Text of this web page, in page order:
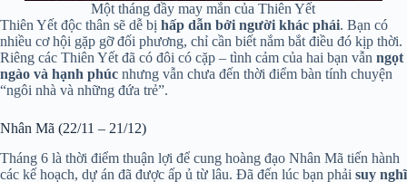
Một tháng đầy may mắn của Thiên Yết
Thiên Yết độc thân sẽ dễ bị hấp dẫn bởi người khác phái. Bạn có
nhiều cơ hội gặp gỡ đối phương, chỉ cần biết nắm bắt điều đó kịp thời.
Riêng các Thiên Yết đã có đôi có cặp – tình cảm của hai bạn vẫn ngọt
ngào và hạnh phúc nhưng vẫn chưa đến thời điểm bàn tính chuyện
“ngôi nhà và những đứa trẻ”.
Nhân Mã (22/11 – 21/12)
Tháng 6 là thời điểm thuận lợi để cung hoàng đạo Nhân Mã tiến hành
các kế hoạch, dự án đã được ấp ủ từ lâu. Đã đến lúc bạn phải suy nghĩ